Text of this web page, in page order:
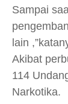
Sampai
lain
Akibat
114
Narkotika.